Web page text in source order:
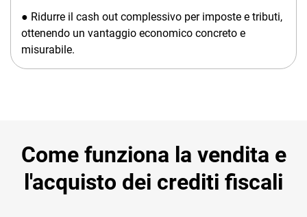
● Ridurre il cash out complessivo per imposte e tributi,
ottenendo un vantaggio economico concreto e
misurabile.
Come funziona la vendita e
l'acquisto dei crediti fiscali